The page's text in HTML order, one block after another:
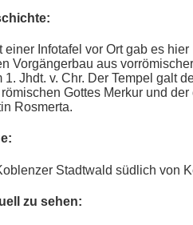
einer Infotafel vor Ort gab es hier
Vorgängerbau aus
1. Jhdt. v. Chr. Der Tempel galt
Gottes Merkur und
Rosmerta.
Stadtwald südlich von
zu sehen: